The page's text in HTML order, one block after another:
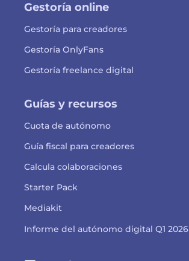
Gestoría online
Gestoría para creadores
Gestoría OnlyFans
Gestoría freelance digital
Guías y recursos
Cuota de autónomo
Guía fiscal para creadores
Calcula colaboraciones
Starter Pack
Mediakit
Informe del autónomo digital Q1 2026